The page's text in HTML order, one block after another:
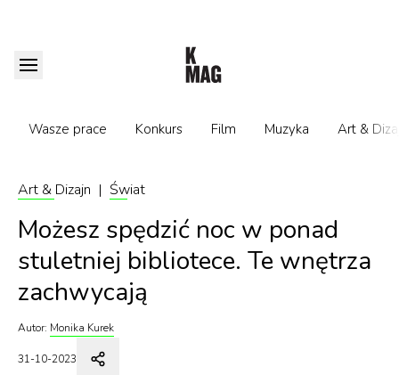
Wasze prace Konkurs Film Muzyka Art &
Art & Dizajn | Świat
Możesz spędzić noc w ponad
stuletniej bibliotece. Te wnętrza
zachwycają
Autor: Monika Kurek
31-10-2023